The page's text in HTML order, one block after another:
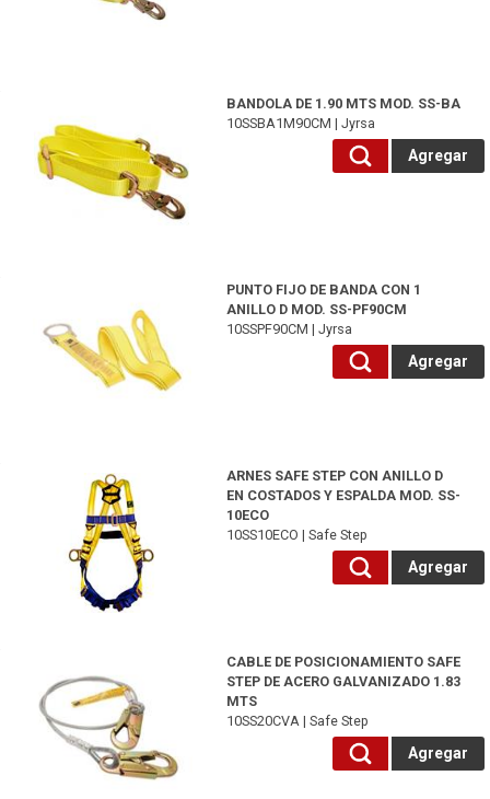
BANDOLA DE 1.90 MTS MOD. SS-BA
10SSBA1M90CM | Jyrsa
Agregar
PUNTO FIJO DE BANDA CON 1
ANILLO D MOD. SS-PF90CM
10SSPF90CM | Jyrsa
Agregar
ARNES SAFE STEP CON ANILLO D
EN COSTADOS Y ESPALDA MOD. SS-
10ECO
10SS10ECO | Safe Step
Agregar
CABLE DE POSICIONAMIENTO SAFE
STEP DE ACERO GALVANIZADO 1.83
MTS
10SS20CVA | Safe Step
Agregar